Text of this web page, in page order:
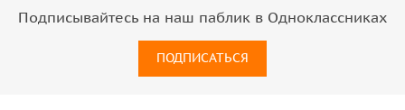
Подписывайтесь на наш паблик в Одноклассниках
ПОДПИСАТЬСЯ